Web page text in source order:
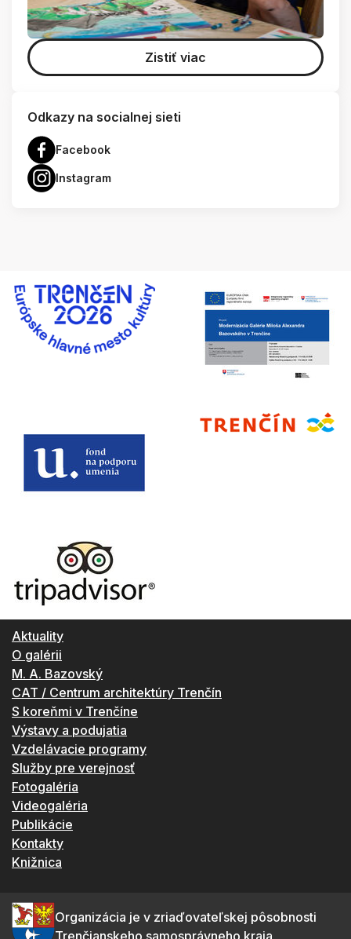
Zistiť viac
Odkazy na socialnej sieti
Facebook
Instagram
Aktuality
O galérii
M. A. Bazovský
CAT / Centrum architektúry Trenčín
S koreňmi v Trenčíne
Výstavy a podujatia
Vzdelávacie programy
Služby pre verejnosť
Fotogaléria
Videogaléria
Publikácie
Kontakty
Knižnica
Organizácia je v zriaďovateľskej pôsobnosti
Trenčianskeho samosprávneho kraja